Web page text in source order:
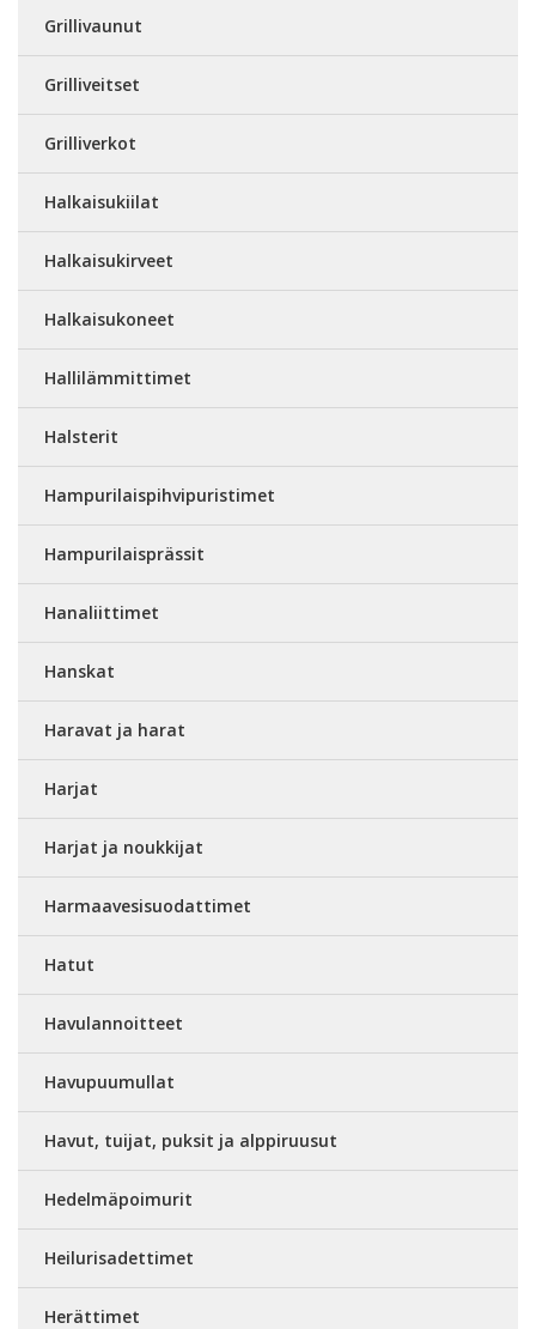
Grillivaunut
Grilliveitset
Grilliverkot
Halkaisukiilat
Halkaisukirveet
Halkaisukoneet
Hallilämmittimet
Halsterit
Hampurilaispihvipuristimet
Hampurilaisprässit
Hanaliittimet
Hanskat
Haravat ja harat
Harjat
Harjat ja noukkijat
Harmaavesisuodattimet
Hatut
Havulannoitteet
Havupuumullat
Havut, tuijat, puksit ja alppiruusut
Hedelmäpoimurit
Heilurisadettimet
Herättimet